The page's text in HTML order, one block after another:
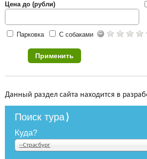
Цена до (рубли)
Парковка С собаками
Данный раздел сайта находится в
Поиск тура
Куда?
--Страсбург